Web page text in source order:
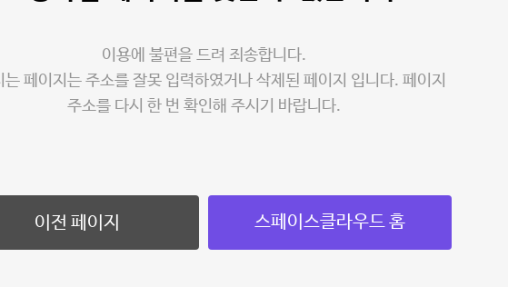
이용에 불편을 드려 죄송합니다.
는 페이지는 주소를 잘못 입력하였거나 삭제된 페이지 입니다. 페이지
주소를 다시 한 번 확인해 주시기 바랍니다.
이전 페이지 스페이스클라우드 홈